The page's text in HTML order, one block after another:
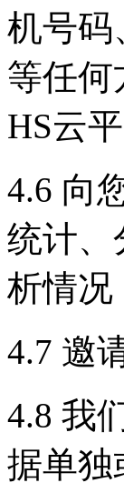
机号码
等任何
HS云
4.6 向
统计、
析情况
4.7 邀
4.8 我
据单独